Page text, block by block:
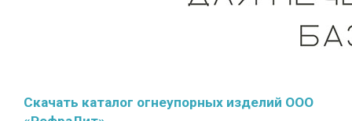
Скачать каталог огнеупорных изделий ООО